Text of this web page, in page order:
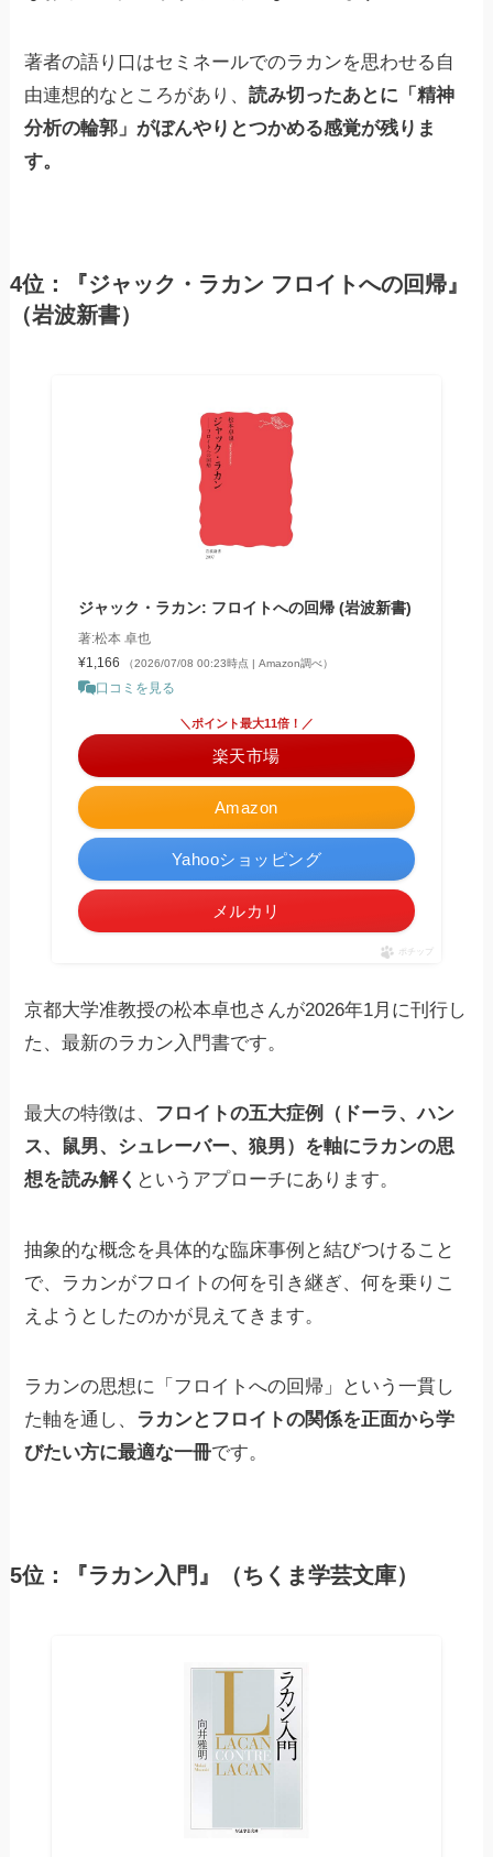
著者の語り口はセミネールでのラカンを思わせる自
由連想的なところがあり、読み切ったあとに「精神
分析の輪郭」がぼんやりとつかめる感覚が残りま
す。
4位：『ジャック・ラカン フロイトへの回帰』
（岩波新書）
ジャック・ラカン: フロイトへの回帰 (岩波新書)
著:松本 卓也
¥1,166
（2026/07/08 00:23時点 | Amazon調べ）
口コミを見る
Amazon
＼ポイント最大11倍！／
楽天市場
Yahooショッピング
メルカリ
ポチップ
京都大学准教授の松本卓也さんが2026年1月に刊行し
た、最新のラカン入門書です。
最大の特徴は、 フロイトの五大症例（ドーラ、ハン
ス、鼠男、シュレーバー、狼男）を軸にラカンの思
想を読み解く というアプローチにあります。
抽象的な概念を具体的な臨床事例と結びつけること
で、ラカンがフロイトの何を引き継ぎ、何を乗りこ
えようとしたのかが見えてきます。
ラカンの思想に「フロイトへの回帰」という一貫し
た軸を通し、 ラカンとフロイトの関係を正面から学
びたい方に最適な一冊です。
5位：『ラカン入門』（ちくま学芸文庫）